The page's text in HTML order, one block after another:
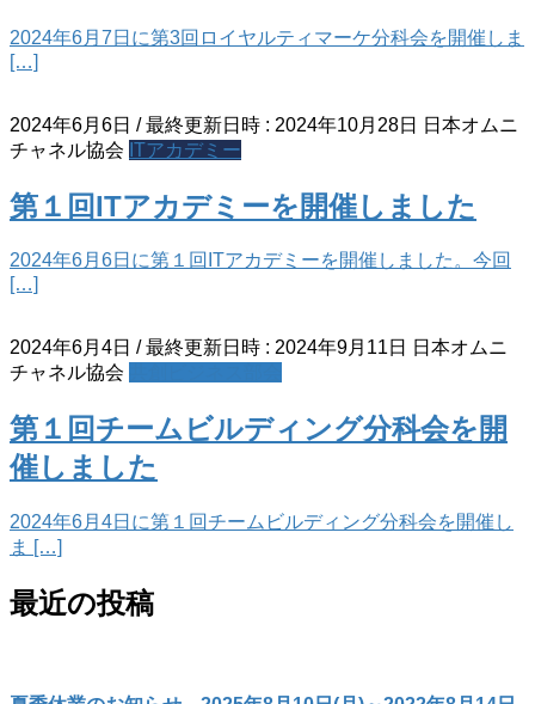
2024年6月7日に第3回ロイヤルティマーケ分科会を開催しま
[…]
2024年6月6日 / 最終更新日時 : 2024年10月28日
日本オムニ
チャネル協会 ITアカデミー
第１回ITアカデミーを開催しました
2024年6月6日に第１回ITアカデミーを開催しました。今回
[…]
2024年6月4日 / 最終更新日時 : 2024年9月11日
日本オムニ
チャネル協会
第１回チームビルディング分科会を開
催しました
2024年6月4日に第１回チームビルディング分科会を開催し
ま […]
最近の投稿